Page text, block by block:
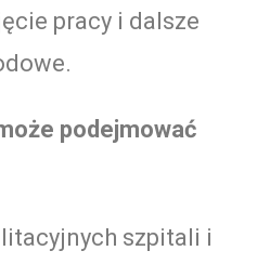
pracy i dalsze
podejmować
szpitali i